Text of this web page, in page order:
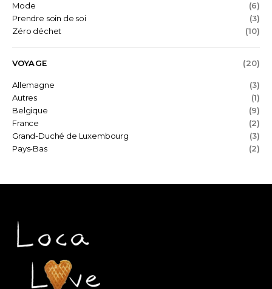
Mode
(6)
Prendre soin de soi
(3)
Zéro déchet
(10)
VOYAGE (20)
Allemagne
(3)
Autres
(1)
Belgique
(9)
France
(2)
Grand-Duché de Luxembourg
(3)
Pays-Bas
(2)